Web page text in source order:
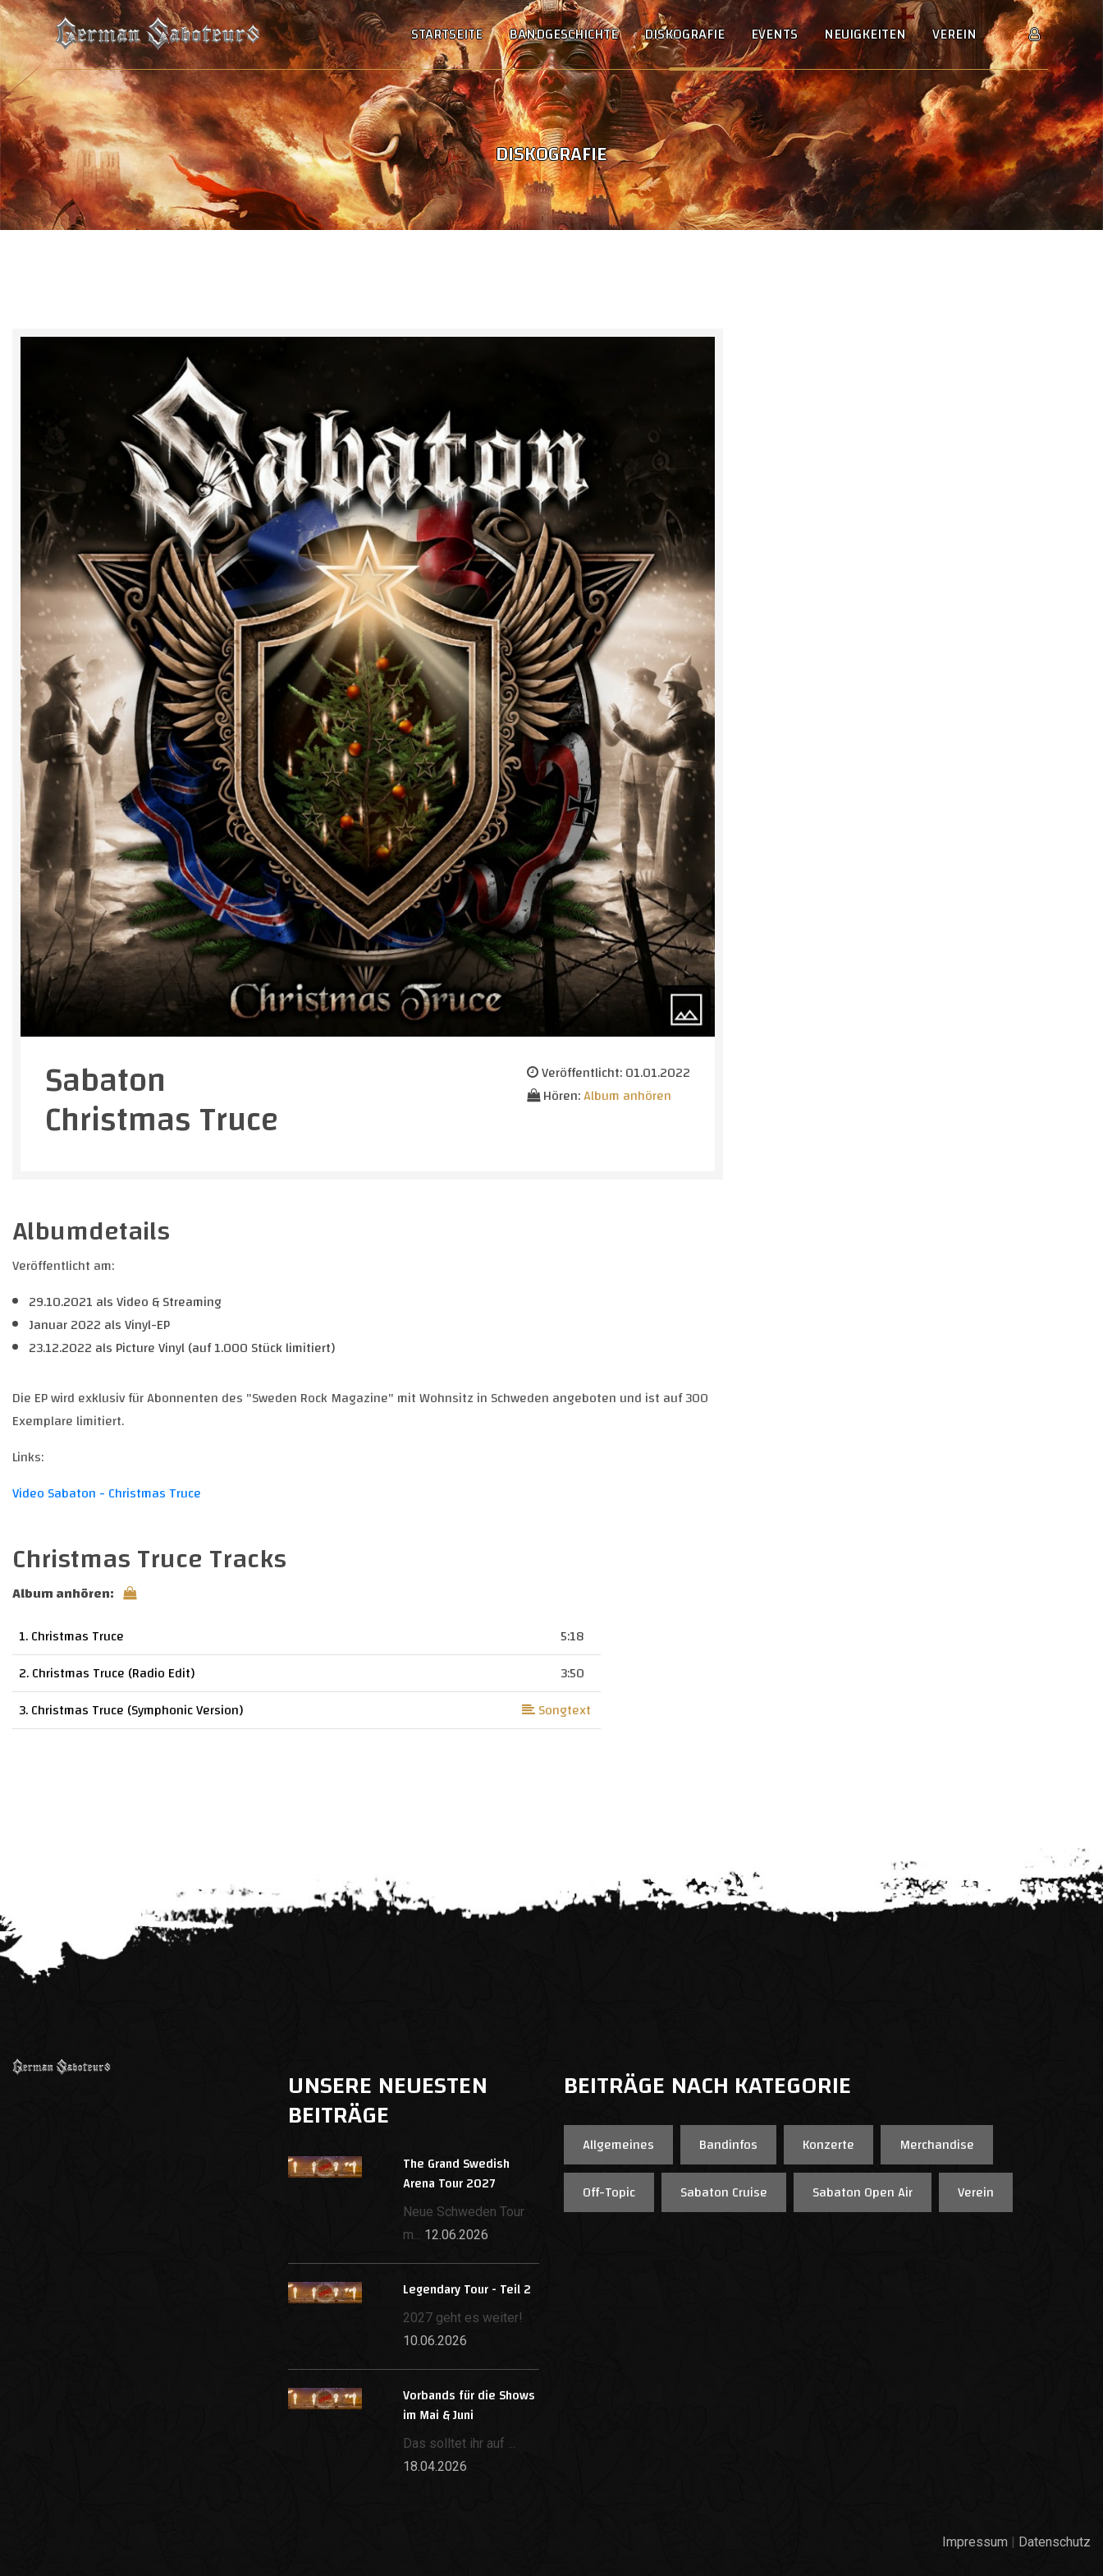
STARTSEITE BANDGESCHICHTE DISKOGRAFIE EVENTS NEUIGKEITEN VEREIN
DISKOGRAFIE
Sabaton
Christmas Truce
Veröffentlicht: 01.01.2022
Hören:Album anhören
Albumdetails
Veröffentlicht am:
29.10.2021 als Video & Streaming
Januar 2022 als Vinyl-EP
23.12.2022 als Picture Vinyl (auf 1.000 Stück limitiert)
Die EP wird exklusiv für Abonnenten des "Sweden Rock Magazine" mit Wohnsitz in Schweden angeboten und ist auf 300
Exemplare limitiert.
Links:
Video Sabaton - Christmas Truce
Christmas Truce Tracks
Album anhören:
1. Christmas Truce
5:18
2. Christmas Truce (Radio Edit)
3:50
3. Christmas Truce (Symphonic Version)
Songtext
UNSERE NEUESTEN
BEITRÄGE
The Grand Swedish
Arena Tour 2027
Neue Schweden Tour
m... 12.06.2026
Legendary Tour - Teil 2
2027 geht es weiter!
10.06.2026
Vorbands für die Shows
im Mai & Juni
Das solltet ihr auf ...
18.04.2026
BEITRÄGE NACH KATEGORIE
Allgemeines Bandinfos Konzerte
Merchandise
Off-Topic
Sabaton Cruise Sabaton Open Air Verein
Impressum | Datenschutz